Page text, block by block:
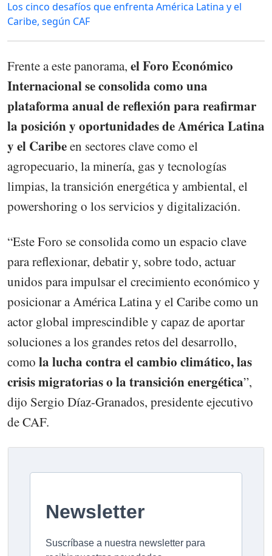
Los cinco desafíos que enfrenta América Latina y el
Caribe, según CAF
Frente a este panorama, el Foro Económico
Internacional se consolida como una
plataforma anual de reflexión para reafirmar
la posición y oportunidades de América Latina
y el Caribeen sectores clave como el
agropecuario, la minería, gas y tecnologías
limpias, la transición energética y ambiental, el
powershoring o los servicios y digitalización.
“Este Foro se consolida como un espacio clave
para reflexionar, debatir y, sobre todo, actuar
unidos para impulsar el crecimiento económico y
posicionar a América Latina y el Caribe como un
actor global imprescindible y capaz de aportar
soluciones a los grandes retos del desarrollo,
como la lucha contra el cambio climático, las
crisis migratorias o la transición energética”,
dijo Sergio Díaz-Granados, presidente ejecutivo
de CAF.